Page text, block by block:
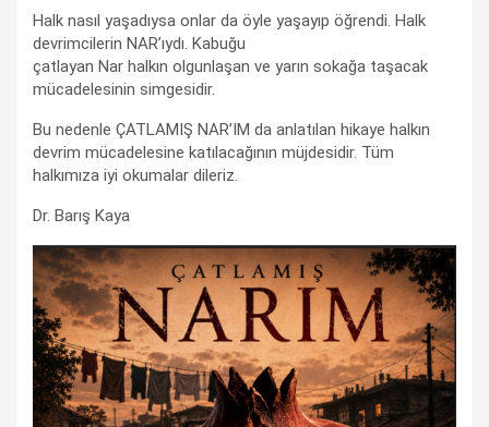
Halk nasıl yaşadıysa onlar da öyle yaşayıp öğrendi. Halk
devrimcilerin NAR’ıydı. Kabuğu
çatlayan Nar halkın olgunlaşan ve yarın sokağa taşacak
mücadelesinin simgesidir.
Bu nedenle ÇATLAMIŞ NAR’IM da anlatılan hikaye halkın
devrim mücadelesine katılacağının müjdesidir. Tüm
halkımıza iyi okumalar dileriz.
Dr. Barış Kaya